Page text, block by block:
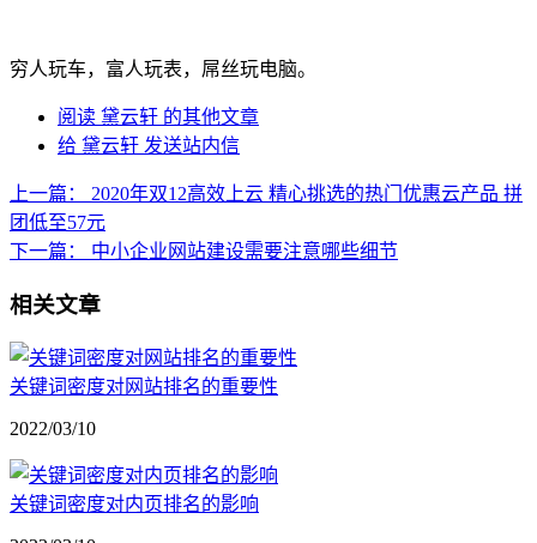
穷人玩车，富人玩表，屌丝玩电脑。
阅读 黛云轩 的其他文章
给 黛云轩 发送站内信
上一篇：
2020年双12高效上云 精心挑选的热门优惠云产品 拼
团低至57元
下一篇：
中小企业网站建设需要注意哪些细节
相关文章
关键词密度对网站排名的重要性
2022/03/10
关键词密度对内页排名的影响